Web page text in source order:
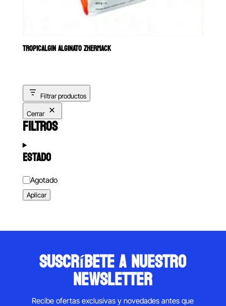
TROPICALGIN ALGINATO ZHERMACK
Filtrar productos
Cerrar
FILTROS
ESTADO
Estado
Agotado
Aplicar
suscríbete a nuestro
newsletter
Recibe ofertas exclusivas y novedades antes que